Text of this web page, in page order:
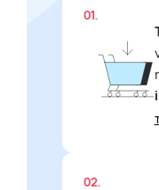
01.
02.